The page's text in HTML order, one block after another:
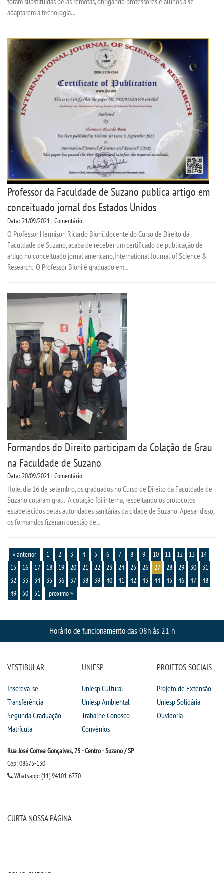
adaptarem à tecnologia...
Professor da Faculdade de Suzano publica artigo em
conceituado jornal dos Estados Unidos
Data: 21/09/2021 | Comentário
O Professor Hermison Ricardo Bioni, docente do Curso de Direito da
Faculdade de Suzano, acaba de receber um certificado de publicação de
artigo no conceituado jornal americano,International Journal of Science &
Research. O Professor Bioni é graduado em...
Formandos do Direito participam da Colação de Grau
na Faculdade de Suzano
Data: 20/09/2021 | Comentário
Hoje, dia 16 de setembro, os graduados no Curso de Direito da Faculdade de
Suzano colaram grau. A colação foi interna, respeitando os protocolos
estabelecidos pelas autoridades sanitárias da cidade de Suzano. Apesar disso,
os formandos fizeram questão de...
« anterior 1 2 3 4 5 6 7 8 9 10 11 12 13
14
15
16 17 18 19 20 21 22 23 24 25 26 27 28 29 30
31
32
33 34 35 36 37 38 39 40 41 42 43 44 45 46 47
48
49
50 51 proximo »
Horário de funcionamento das 08h às 21 h
VESTIBULAR
Inscreva-se
Transferência
Segunda Graduação
Matrícula
UNIESP
Uniesp Cultural
Uniesp Ambiental
Trabalhe Conosco
Convênios
PROJETOS SOCIAIS
Projeto de Extensão
Uniesp Solidária
Ouvidoria
Rua José Correa Gonçalves, 75 - Centro - Suzano / SP
Cep: 08675-130
Whatsapp: (11) 94101-6770
CURTA NOSSA PÁGINA